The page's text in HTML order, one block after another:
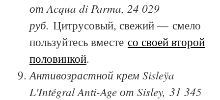
от Acqua di Parma, 24 029
руб. Цитрусовый, свежий — смело
пользуйтесь вместе со своей второй
половинкой.
Антивозрастной крем Sisleÿa
L'Intégral Anti-Age от Sisley, 31 345